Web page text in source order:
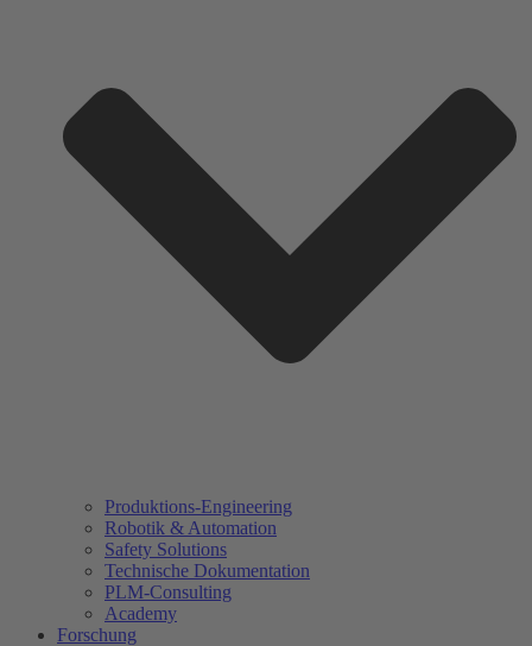
Produktions-Engineering
Robotik & Automation
Safety Solutions
Technische Dokumentation
PLM-Consulting
Academy
Forschung